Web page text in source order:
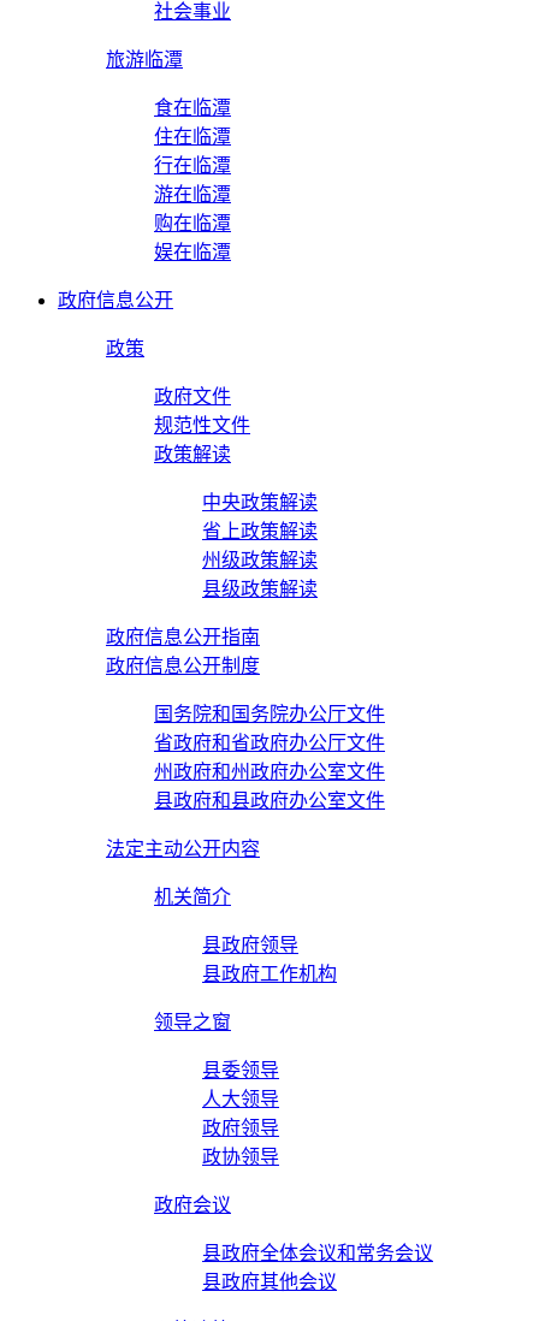
社会事业
旅游临潭
食在临潭
住在临潭
行在临潭
游在临潭
购在临潭
娱在临潭
政府信息公开
政策
政府文件
规范性文件
政策解读
中央政策解读
省上政策解读
州级政策解读
县级政策解读
政府信息公开指南
政府信息公开制度
国务院和国务院办公厅文件
省政府和省政府办公厅文件
州政府和州政府办公室文件
县政府和县政府办公室文件
法定主动公开内容
机关简介
县政府领导
县政府工作机构
领导之窗
县委领导
人大领导
政府领导
政协领导
政府会议
县政府全体会议和常务会议
县政府其他会议